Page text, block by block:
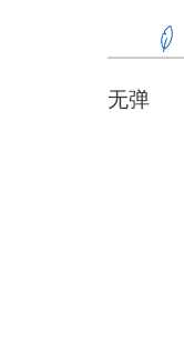
无弹